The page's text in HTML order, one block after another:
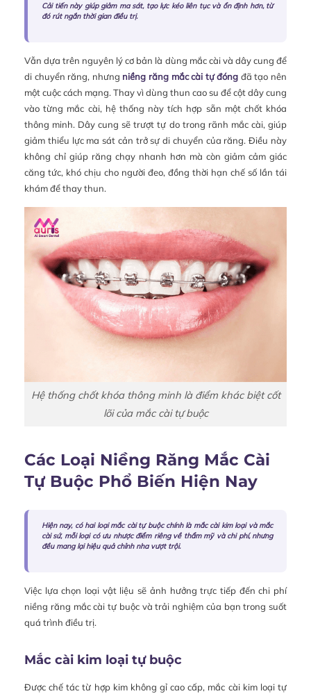
Cải tiến này giúp giảm ma sát, tạo lực kéo liên tục và ổn định hơn, từ
đó rút ngắn thời gian điều trị.
Vẫn dựa trên nguyên lý cơ bản là dùng mắc cài và dây cung để
di chuyển răng, nhưng niềng răng mắc cài tự đóng đã tạo nên
một cuộc cách mạng. Thay vì dùng thun cao su để cột dây cung
vào từng mắc cài, hệ thống này tích hợp sẵn một chốt khóa
thông minh. Dây cung sẽ trượt tự do trong rãnh mắc cài, giúp
giảm thiểu lực ma sát cản trở sự di chuyển của răng. Điều này
không chỉ giúp răng chạy nhanh hơn mà còn giảm cảm giác
căng tức, khó chịu cho người đeo, đồng thời hạn chế số lần tái
khám để thay thun.
Hệ thống chốt khóa thông minh là điểm khác biệt cốt
lõi của mắc cài tự buộc
Các Loại Niềng Răng Mắc Cài
Tự Buộc Phổ Biến Hiện Nay
Hiện nay, có hai loại mắc cài tự buộc chính là mắc cài kim loại và mắc
cài sứ, mỗi loại có ưu nhược điểm riêng về thẩm mỹ và chi phí, nhưng
đều mang lại hiệu quả chỉnh nha vượt trội.
Việc lựa chọn loại vật liệu sẽ ảnh hưởng trực tiếp đến chi phí
niềng răng mắc cài tự buộc và trải nghiệm của bạn trong suốt
quá trình điều trị.
Mắc cài kim loại tự buộc
Được chế tác từ hợp kim không gỉ cao cấp, mắc cài kim loại tự